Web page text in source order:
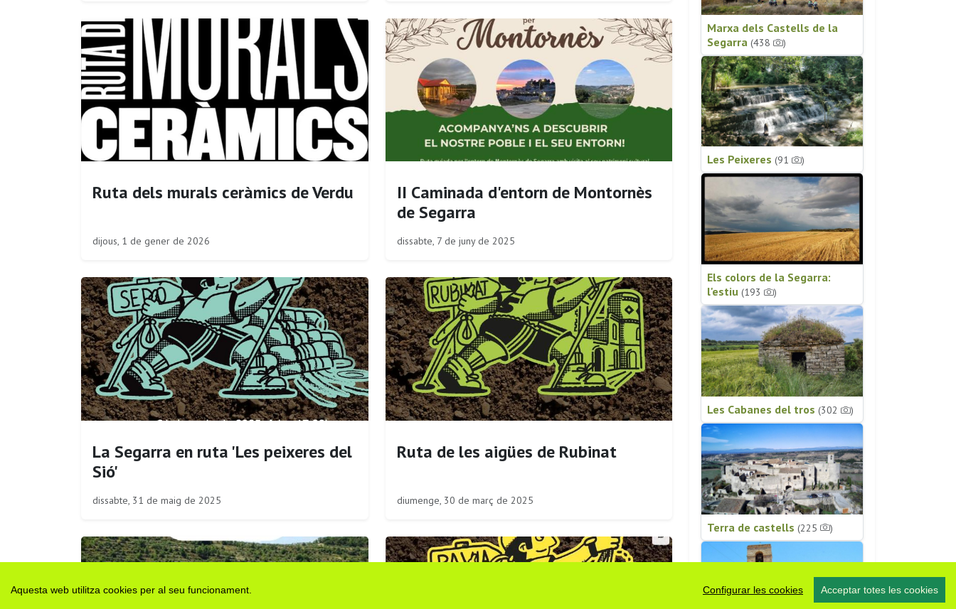
Aquesta web utilitza cookies per al seu funcionament. Configurar les cookies Acceptar totes les cookies
Ruta dels murals ceràmics de Verdu
dijous, 1 de gener de 2026
II Caminada d'entorn de Montornès
de Segarra
dissabte, 7 de juny de 2025
La Segarra en ruta 'Les peixeres del
Sió'
dissabte, 31 de maig de 2025
Ruta de les aigües de Rubinat
diumenge, 30 de març de 2025
Marxa dels Castells de la
Segarra (438 )
Les Peixeres (91 )
Els colors de la Segarra:
l'estiu (193 )
Les Cabanes del tros (302 )
Terra de castells (225 )